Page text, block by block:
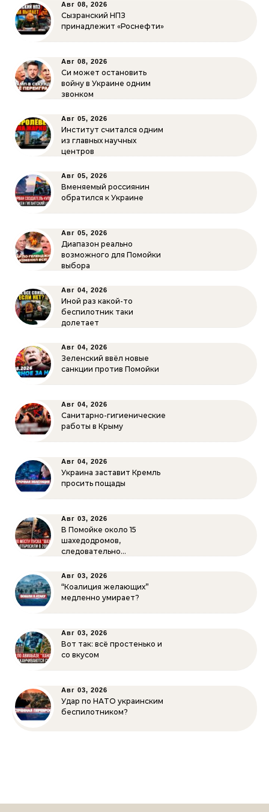
Авг 08, 2026
Сызранский НПЗ
принадлежит «Роснефти»
Авг 08, 2026
Си может остановить
войну в Украине одним
звонком
Авг 05, 2026
Институт считался одним
из главных научных
центров
Авг 05, 2026
Вменяемый россиянин
обратился к Украине
Авг 05, 2026
Диапазон реально
возможного для Помойки
выбора
Авг 04, 2026
Иной раз какой-то
беспилотник таки
долетает
Авг 04, 2026
Зеленский ввёл новые
санкции против Помойки
Авг 04, 2026
Санитарно-гигиенические
работы в Крыму
Авг 04, 2026
Украина заставит Кремль
просить пощады
Авг 03, 2026
В Помойке около 15
шахедодромов,
следовательно…
Авг 03, 2026
“Коалиция желающих”
медленно умирает?
Авг 03, 2026
Вот так: всё простенько и
со вкусом
Авг 03, 2026
Удар по НАТО украинским
беспилотником?